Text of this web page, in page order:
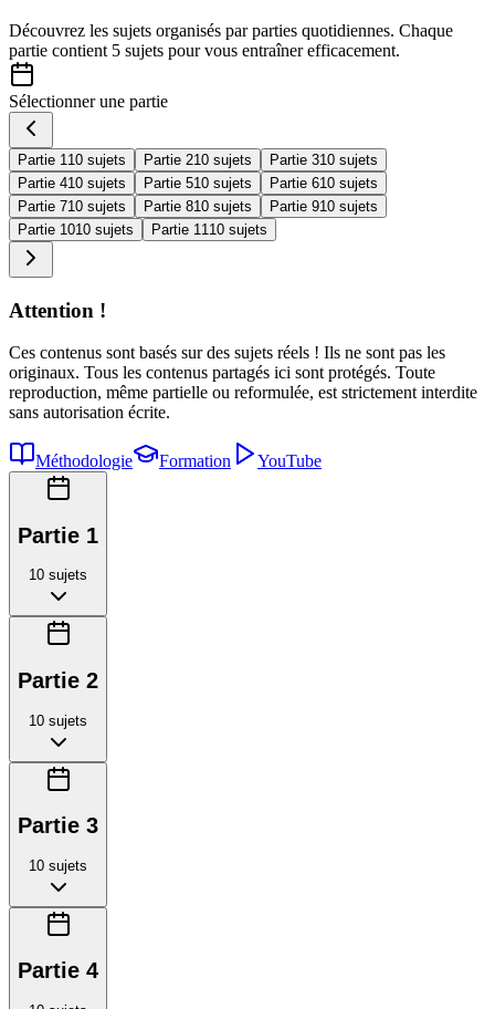
Découvrez les sujets organisés par parties quotidiennes. Chaque
partie contient 5 sujets pour vous entraîner efficacement.
Sélectionner une partie
Partie 1 10 sujets Partie 210 sujets Partie 310 sujets
Partie 410 sujets Partie 510 sujets Partie 610 sujets
Partie 710 sujets Partie 810 sujets Partie 910 sujets
Partie 1010 sujets Partie 11 10 sujets
Attention !
Ces contenus sont basés sur des sujets réels ! Ils ne sont pas les
originaux. Tous les contenus partagés ici sont protégés. Toute
reproduction, même partielle ou reformulée, est strictement interdite
sans autorisation écrite.
Méthodologie Formation YouTube
Partie 1
10 sujets
Partie 2
10 sujets
Partie 3
10 sujets
Partie 4